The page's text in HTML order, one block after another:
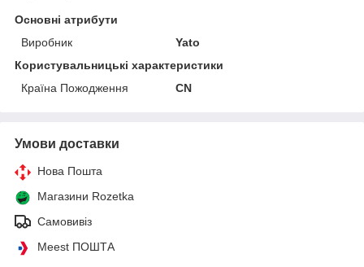
Основні атрибути
Виробник
Yato
Користувальницькі характеристики
Країна Пожодження
CN
Умови доставки
Нова Пошта
Магазини Rozetka
Самовивіз
Meest ПОШТА